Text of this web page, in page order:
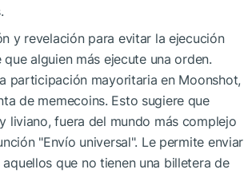
y revelación para evitar la ejecución
alguien más ejecute una orden.
participación mayoritaria en Moonshot,
de memecoins. Esto sugiere que
liviano, fuera del mundo más complejo
"Envío universal". Le permite enviar
que no tienen una billetera de